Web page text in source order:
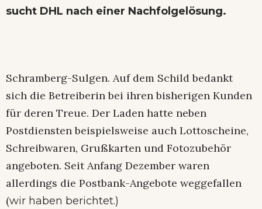
sucht DHL nach einer Nachfolgelösung.
Schramberg-Sulgen. Auf dem Schild bedankt
sich die Betreiberin bei ihren bisherigen Kunden
für deren Treue. Der Laden hatte neben
Postdiensten beispielsweise auch Lottoscheine,
Schreibwaren, Grußkarten und Fotozubehör
angeboten. Seit Anfang Dezember waren
allerdings die Postbank-Angebote weggefallen
(wir haben berichtet.)